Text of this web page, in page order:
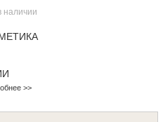
наличии
>>